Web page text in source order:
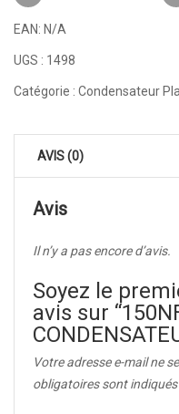
EAN: N/A
UGS : 1498
Catégorie : Condensateur
AVIS (0)
Avis
Il n’y a pas encore d’avis.
Soyez le
avis sur
Votre adresse e-mail ne
obligatoires sont